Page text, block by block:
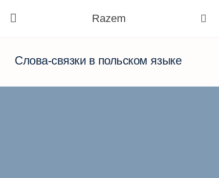
Razem
Слова-связки в польском языке